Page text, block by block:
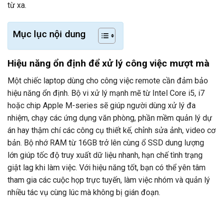
từ xa.
Mục lục nội dung
Hiệu năng ổn định để xử lý công việc mượt mà
Một chiếc laptop dùng cho công việc remote cần đảm bảo
hiệu năng ổn định. Bộ vi xử lý mạnh mẽ từ Intel Core i5, i7
hoặc chip Apple M-series sẽ giúp người dùng xử lý đa
nhiệm, chạy các ứng dụng văn phòng, phần mềm quản lý dự
án hay thậm chí các công cụ thiết kế, chỉnh sửa ảnh, video cơ
bản. Bộ nhớ RAM từ 16GB trở lên cùng ổ SSD dung lượng
lớn giúp tốc độ truy xuất dữ liệu nhanh, hạn chế tình trạng
giật lag khi làm việc. Với hiệu năng tốt, bạn có thể yên tâm
tham gia các cuộc họp trực tuyến, làm việc nhóm và quản lý
nhiều tác vụ cùng lúc mà không bị gián đoạn.